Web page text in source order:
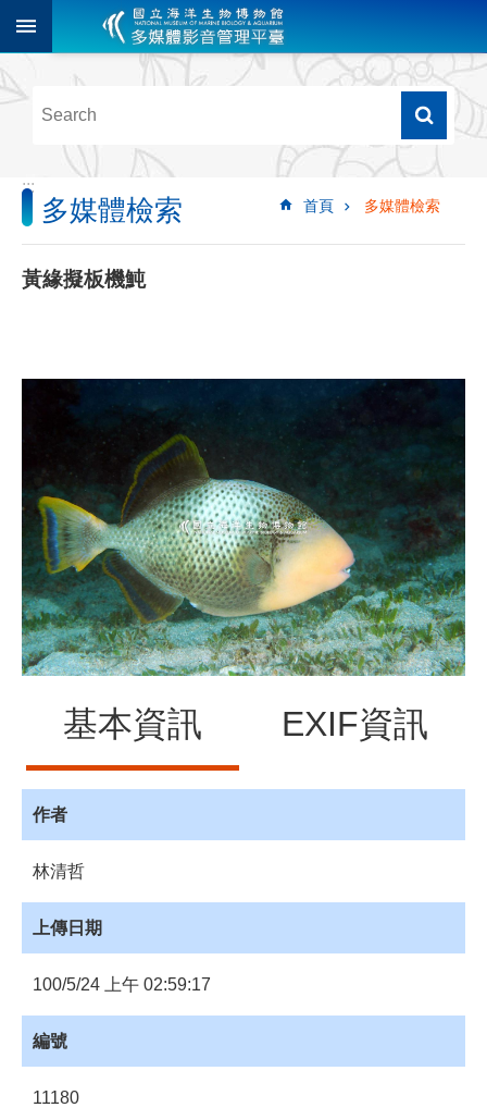
跳到主要內容區塊
階
尋
多
媒
體
檢
像
源
息
發
布
諮
詢
會
員
專
館
員
網
站
:::
首頁 多媒體檢索
多媒體檢索
黃緣擬板機魨
基本資訊 EXIF資訊
作者
林清哲
上傳日期
100/5/24 上午 02:59:17
編號
11180